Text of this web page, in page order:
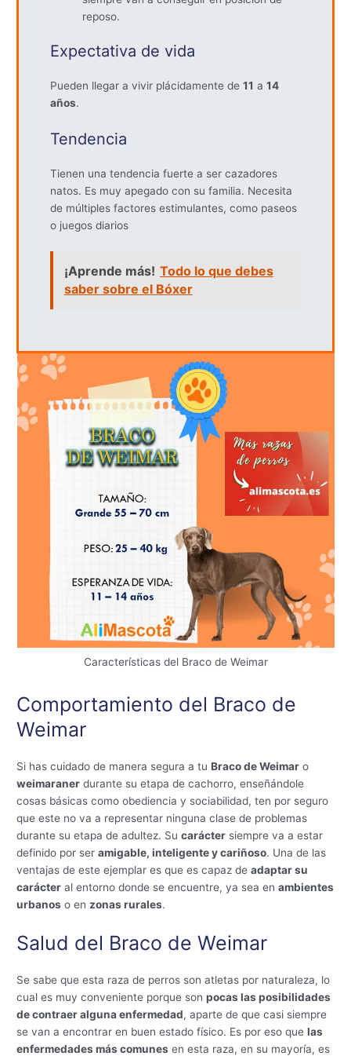
reposo.
Expectativa de vida
Pueden llegar a vivir plácidamente de11 a14
años.
Tendencia
Tienen una tendencia fuerte a ser cazadores
natos. Es muy apegado con su familia. Necesita
de múltiples factores estimulantes, como paseos
o juegos diarios
¡Aprende más! Todo lo que debes
saber sobre el Bóxer
Características del Braco de Weimar
Comportamiento del Braco de
Weimar
Si has cuidado de manera segura a tuBraco de Weimar o
weimaraner durante su etapa de cachorro, enseñándole
cosas básicas como obediencia y sociabilidad, ten por seguro
que este no va a representar ninguna clase de problemas
durante su etapa de adultez. Sucarácter siempre va a estar
definido por seramigable, inteligente y cariñoso. Una de las
ventajas de este ejemplar es que es capaz deadaptar su
carácter al entorno donde se encuentre, ya sea enambientes
urbanos o enzonas rurales.
Salud del Braco de Weimar
Se sabe que esta raza de perros son atletas por naturaleza, lo
cual es muy conveniente porque sonpocas las posibilidades
de contraer alguna enfermedad, aparte de que casi siempre
se van a encontrar en buen estado físico. Es por eso quelas
enfermedades más comunes en esta raza, en su mayoría, es